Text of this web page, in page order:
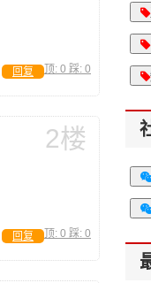
顶: 0 踩: 0
回复
2楼
顶: 0 踩: 0
回复